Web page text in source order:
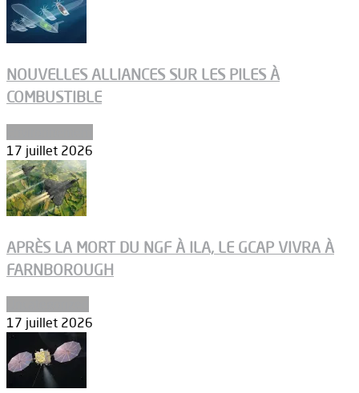
NOUVELLES ALLIANCES SUR LES PILES À
COMBUSTIBLE
17 juillet 2026
APRÈS LA MORT DU NGF À ILA, LE GCAP VIVRA À
FARNBOROUGH
17 juillet 2026